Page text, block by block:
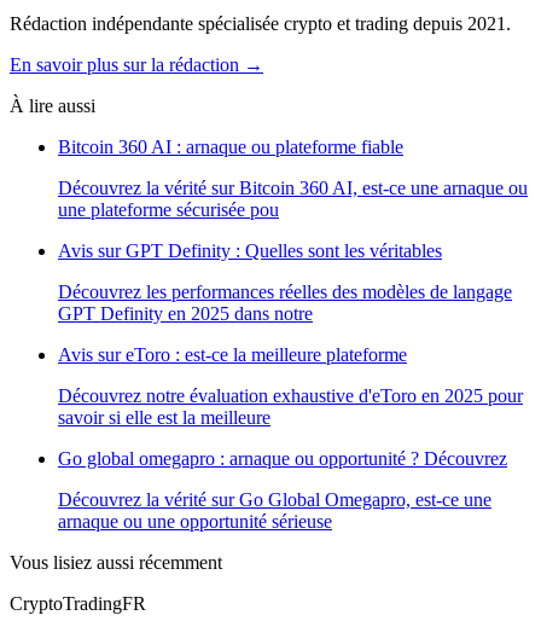
Rédaction indépendante spécialisée crypto et trading depuis 2021.
En savoir plus sur la rédaction →
À lire aussi
Bitcoin 360 AI : arnaque ou plateforme fiable
Découvrez la vérité sur Bitcoin 360 AI, est-ce une arnaque ou
une plateforme sécurisée pou
Avis sur GPT Definity : Quelles sont les véritables
Découvrez les performances réelles des modèles de langage
GPT Definity en 2025 dans notre
Avis sur eToro : est-ce la meilleure plateforme
Découvrez notre évaluation exhaustive d'eToro en 2025 pour
savoir si elle est la meilleure
Go global omegapro : arnaque ou opportunité ? Découvrez
Découvrez la vérité sur Go Global Omegapro, est-ce une
arnaque ou une opportunité sérieuse
Vous lisiez aussi récemment
CryptoTradingFR